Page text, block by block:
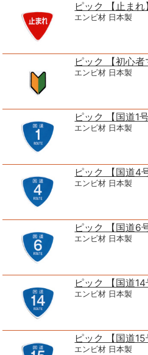
ピック 【止まれ
エンビ材 日本製
ピック 【初心者
エンビ材 日本製
ピック 【国道1号
エンビ材 日本製
ピック 【国道4
エンビ材 日本製
ピック 【国道6
エンビ材 日本製
ピック 【国道14
エンビ材 日本製
ピック 【国道15
エンビ材 日本製